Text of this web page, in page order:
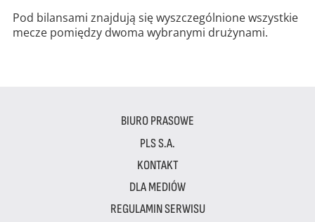
Pod bilansami znajdują się wyszczególnione wszystkie
mecze pomiędzy dwoma wybranymi drużynami.
BIURO PRASOWE
PLS S.A.
KONTAKT
DLA MEDIÓW
REGULAMIN SERWISU